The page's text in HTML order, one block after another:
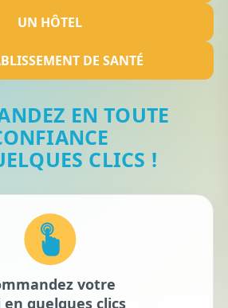
UN HÔTEL
DE SANTÉ
EN TOUTE
CLICS !
votre
quelques clics